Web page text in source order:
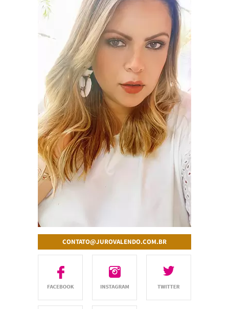
CONTATO@JUROVALENDO.COM.BR